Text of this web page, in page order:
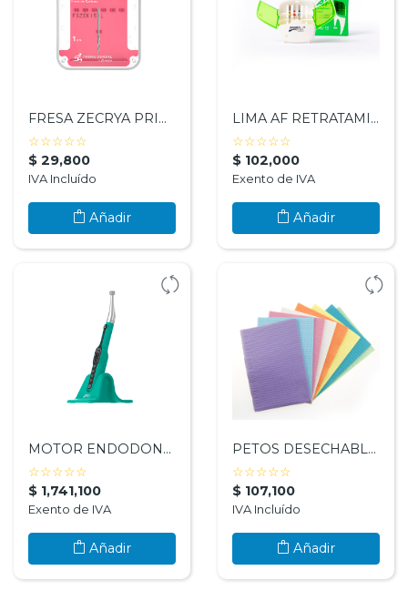
Opciones
Cartera
Online
Blog
Contáctenos
FRESA ZECRYA PRIMA DENTAL BY ANGELUS
( )
☆
( )☆
( ) ☆
( ) ☆
( )
☆
$ 29,800
IVA Incluído
Añadir
LIMA AF RETRATAMIENTO SURTIDA - FANTA DENTAL
( )
☆
( )☆
( ) ☆
( ) ☆
( )
☆
$ 102,000
Exento de IVA
Añadir
MOTOR ENDODONTICO IROOT PRO - FANTA DENTAL
( )
☆
( )☆
( ) ☆
( ) ☆
( )
☆
$ 1,741,100
Exento de IVA
Añadir
PETOS DESECHABLES X CAJA -DENTAL BIB
( )
☆
( )☆
( ) ☆
( ) ☆
( )
☆
$ 107,100
IVA Incluído
Añadir